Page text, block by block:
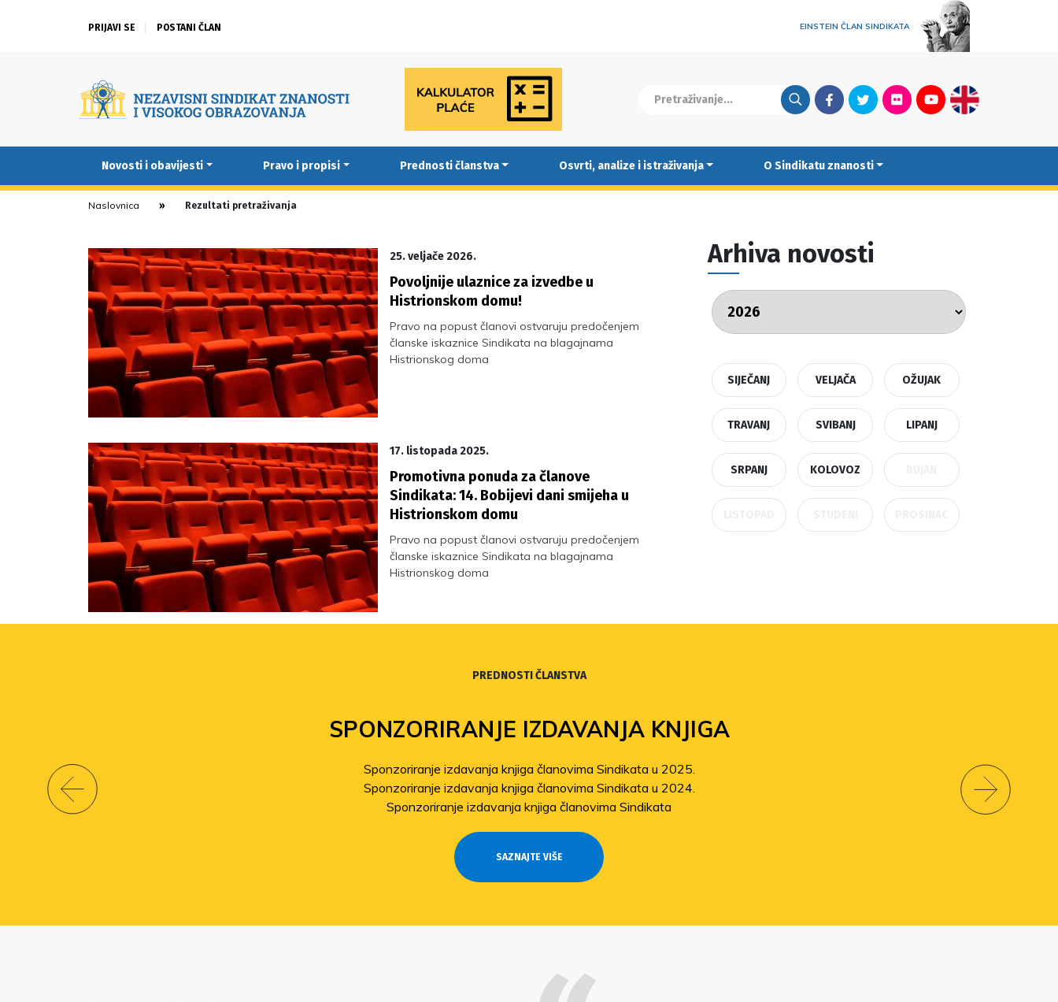
PRIJAVI SE POSTANI ČLAN EINSTEIN ČLAN SINDIKATA
FacebookTwitterFlickrYoutubeEnglish
Novosti i obavijesti Pravo i propisi Prednosti članstva Osvrti, analize i istraživanja O Sindikatu znanosti
Naslovnica Rezultati pretraživanja
25. veljače 2026.
Povoljnije ulaznice za izvedbe u
Histrionskom domu!
Pravo na popust članovi ostvaruju predočenjem
članske iskaznice Sindikata na blagajnama
Histrionskog doma
17. listopada 2025.
Promotivna ponuda za članove
Sindikata: 14. Bobijevi dani smijeha u
Histrionskom domu
Pravo na popust članovi ostvaruju predočenjem
članske iskaznice Sindikata na blagajnama
Histrionskog doma
Arhiva novosti
SIJEČANJ VELJAČA OŽUJAK
TRAVANJ SVIBANJ LIPANJ
SRPANJ KOLOVOZ
PREDNOSTI ČLANSTVA
SPONZORIRANJE IZDAVANJA KNJIGA
Sponzoriranje izdavanja knjiga članovima Sindikata u 2025.
Sponzoriranje izdavanja knjiga članovima Sindikata u 2024.
Sponzoriranje izdavanja knjiga članovima Sindikata
SAZNAJTE VIŠE